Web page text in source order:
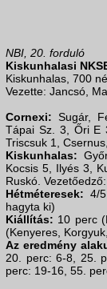
NBI, 20. forduló
Kiskunhalasi
Kiskunhalas, 700
Vezette: Jancsó,
Cornexi: Sugár,
Tápai Sz. 3, Őri E
Triscsuk 1,
Kiskunhalas:
Kocsis 5, Ilyés 3,
Ruskó.
Hétméteresek: 4/
hagyta ki)
Kiállítás: 10 perc
(Kenyeres,
Az eredmény
20. perc: 6-8, 25.
perc: 19-16, 55.